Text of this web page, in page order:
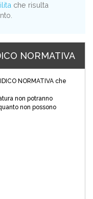
che risulta
NORMATIVA
NORMATIVA che
non potranno
non possono